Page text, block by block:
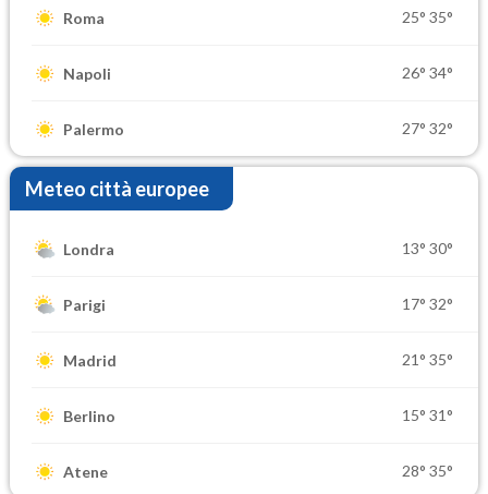
Roma 25° 35°
Napoli 26° 34°
Palermo 27° 32°
Meteo città europee
Londra 13° 30°
Parigi 17° 32°
Madrid 21° 35°
Berlino 15° 31°
Atene 28° 35°